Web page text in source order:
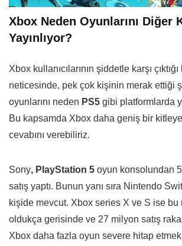
Xbox Neden Oyunlarını Diğer
Yayınlıyor?
Xbox kullanıcılarının şiddetle karşı
neticesinde, pek çok kişinin merak ettiği
oyunlarını neden PS5 gibi platformlarda
Bu kapsamda Xbox daha geniş bir
cevabını verebiliriz.
Sony, PlayStation 5 oyun konsolundan
satış yaptı. Bunun yanı sıra Nintendo
kişide mevcut. Xbox series X ve S ise bu
oldukça gerisinde ve 27 milyon satış
Xbox daha fazla oyun severe hitap